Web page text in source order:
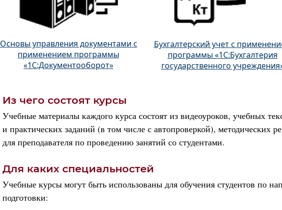
Основы управления документами с
применением программы
«1С:Документооборот»
Бухгалтерский учет с
программы «1С:Бухгалтерия
государственного
Из чего состоят курсы
Учебные материалы каждого курса состоят из видеоуроков, учебных
и практических заданий (в том числе с автопроверкой), методических
для преподавателя по проведению занятий со студентами.
Для каких специальностей
Учебные курсы могут быть использованы для обучения студентов по
подготовки: